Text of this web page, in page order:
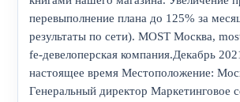
перевыполнение плана до 125% за
результаты по сети). MOST Москва,
fe-девелоперская компания.Декабрь
настоящее время Местоположение:
Генеральный директор Маркетинговое